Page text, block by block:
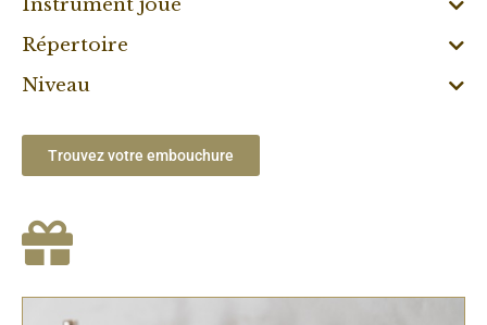
Instrument joué
Répertoire
Niveau
Trouvez votre embouchure